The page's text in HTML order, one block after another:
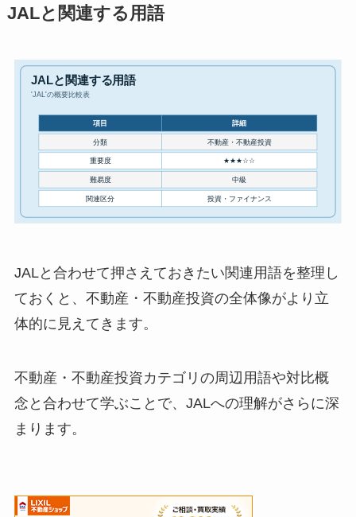
JALと関連する用語
JALと合わせて押さえておきたい関連用語を整理し
ておくと、不動産・不動産投資の全体像がより立
体的に見えてきます。
不動産・不動産投資カテゴリの周辺用語や対比概
念と合わせて学ぶことで、JALへの理解がさらに深
まります。